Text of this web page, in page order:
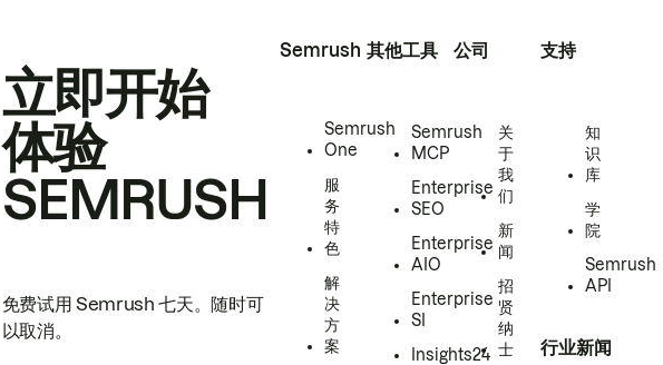
立即开始
体验
SEMRUSH
免费试用 Semrush 七天。随时可
以取消。
Semrush
Semrush
One
服
务
特
色
解
决
方
案
其他工具
Semrush
MCP
Enterprise
SEO
Enterprise
AIO
Enterprise
SI
Insights24
公司
关
于
我
们
新
闻
招
贤
纳
士
支持
知
识
库
学
院
Semrush
API
行业新闻